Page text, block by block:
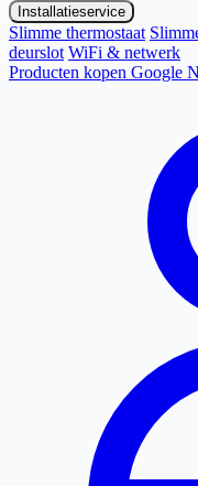
Installatieservice
Slimme thermostaat
deurslot WiFi & netwerk
Producten kopen Google